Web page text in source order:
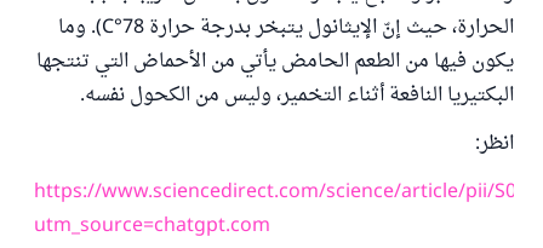
الحرارة، حيث إنّ الإيثانول يتبخر بدرجة حرارة 78°C). وما
يكون فيها من الطعم الحامض يأتي من الأحماض التي تنتجها
البكتيريا النافعة أثناء التخمير، وليس من الكحول نفسه.
انظر:
https://www.sciencedirect.com/science/article/pii/
utm_source=chatgpt.com